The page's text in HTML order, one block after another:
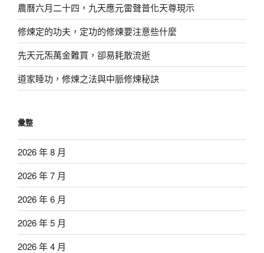
農曆六月二十四，九天應元雷聲普化天尊現示
修煉定的功夫，定功的修煉要注意些什麼
先天元炁萬金難買，卻易耗散流逝
道家睡功，修煉之法與中脈修煉秘訣
彙整
2026 年 8 月
2026 年 7 月
2026 年 6 月
2026 年 5 月
2026 年 4 月